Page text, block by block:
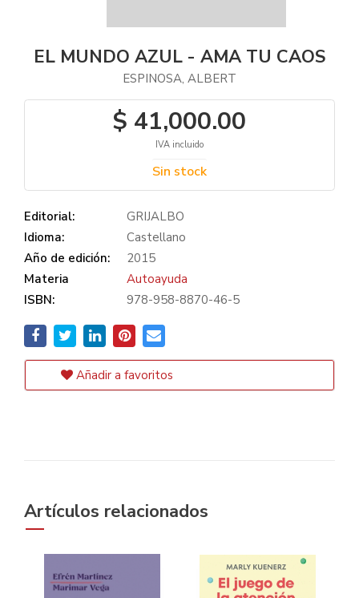
EL MUNDO AZUL - AMA TU CAOS
ESPINOSA, ALBERT
$ 41,000.00
IVA incluido
Sin stock
Editorial:
GRIJALBO
Idioma:
Castellano
Año de edición:
2015
Materia
Autoayuda
ISBN:
978-958-8870-46-5
Añadir a favoritos
Artículos relacionados